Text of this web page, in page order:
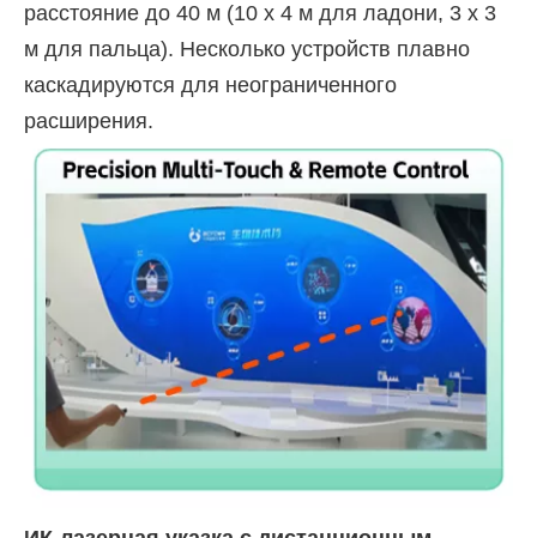
расстояние до 40 м (10 x 4 м для ладони, 3 x 3
м для пальца). Несколько устройств плавно
каскадируются для неограниченного
расширения.